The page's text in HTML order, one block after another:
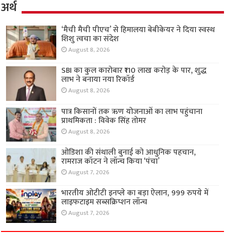
अर्थ
‘मैची मैची पीएच’ से हिमालया बेबीकेयर ने दिया स्वस्थ
शिशु त्वचा का संदेश
August 8, 2026
SBI का कुल कारोबार ₹110 लाख करोड़ के पार, शुद्ध
लाभ ने बनाया नया रिकॉर्ड
August 8, 2026
पात्र किसानों तक ऋण योजनाओं का लाभ पहुंचाना
प्राथमिकता : विवेक सिंह तोमर
August 8, 2026
ओडिशा की संथाली बुनाई को आधुनिक पहचान,
रामराज कॉटन ने लॉन्च किया ‘पंचा’
August 7, 2026
भारतीय ओटीटी इनप्ले का बड़ा ऐलान, 999 रुपये में
लाइफटाइम सब्सक्रिप्शन लॉन्च
August 7, 2026